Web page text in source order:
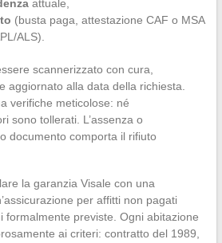
attuale,
(busta paga, attestazione CAF o MSA
ALS).
scannerizzato con cura,
aggiornato alla data della richiesta.
verifiche meticolose: né
sono tollerati. L’assenza o
documento comporta il rifiuto
la garanzia Visale con una
per affitti non pagati
formalmente previste. Ogni abitazione
ai criteri: contratto del 1989,